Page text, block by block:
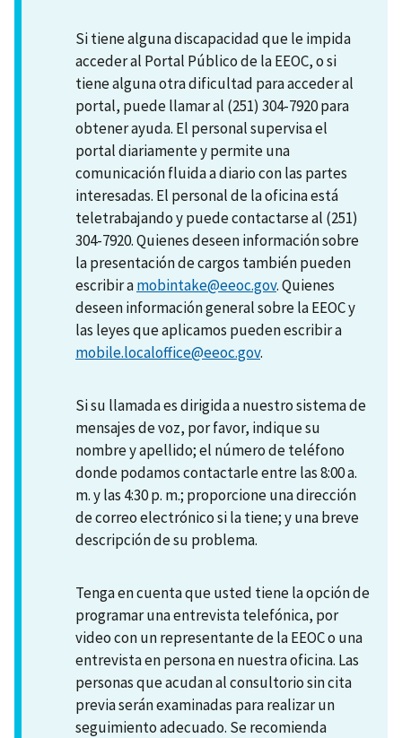
Si tiene alguna discapacidad que le impida
acceder al Portal Público de la EEOC, o si
tiene alguna otra dificultad para acceder al
portal, puede llamar al (251) 304-7920 para
obtener ayuda. El personal supervisa el
portal diariamente y permite una
comunicación fluida a diario con las partes
interesadas. El personal de la oficina está
teletrabajando y puede contactarse al (251)
304-7920. Quienes deseen información sobre
la presentación de cargos también pueden
escribir amobintake@eeoc.gov. Quienes
deseen información general sobre la EEOC y
las leyes que aplicamos pueden escribir a
mobile.localoffice@eeoc.gov.
Si su llamada es dirigida a nuestro sistema de
mensajes de voz, por favor, indique su
nombre y apellido; el número de teléfono
donde podamos contactarle entre las 8:00 a.
m. y las 4:30 p. m.; proporcione una dirección
de correo electrónico si la tiene; y una breve
descripción de su problema.
Tenga en cuenta que usted tiene la opción de
programar una entrevista telefónica, por
video con un representante de la EEOC o una
entrevista en persona en nuestra oficina. Las
personas que acudan al consultorio sin cita
previa serán examinadas para realizar un
seguimiento adecuado. Se recomienda